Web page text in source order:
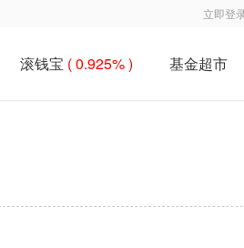
立即登
滚钱宝 ( 0.925% ) 基金超市